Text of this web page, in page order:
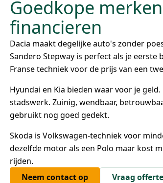
Goedkope
financieren
Dacia maakt degelijke auto's zonder
Sandero Stepway is perfect als je
Franse techniek voor de prijs van een
Hyundai en Kia bieden waar voor je
stadswerk. Zuinig, wendbaar,
gebruikt nog goed gedekt.
Skoda is Volkswagen-techniek voor
dezelfde motor als een Polo maar kost
rijden.
Neem contact op
Vraag